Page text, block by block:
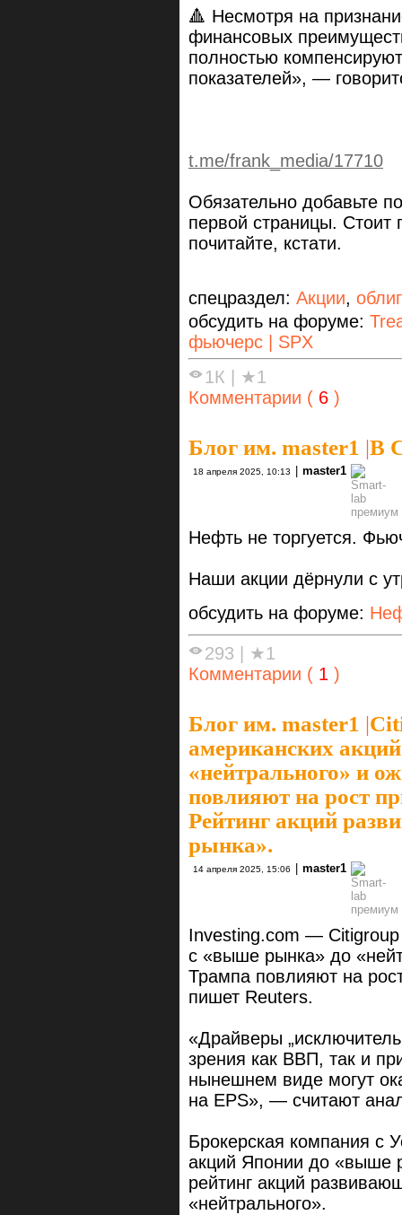
🔺 Несмотря на
финансовых
полностью
показателей», —
t.me/frank_media/17710
Обязательно добавьте
первой страницы. Стоит
почитайте, кстати.
спецраздел: Акции,
обсудить на форуме:
фьючерс | SPX
1К
★1
Комментарии ( 6 )
Блог им. master1 |В
18 апреля 2025, 10:13 master1
Нефть не торгуется.
Наши акции дёрнули с
обсудить на форуме:
293
★1
Комментарии ( 1 )
Блог им. master1 |
американских
«нейтрального» и
повлияют на рост
Рейтинг акций
рынка».
14 апреля 2025, 15:06 master1
Investing.com — Citigroup
с «выше рынка» до
Трампа повлияют на
пишет Reuters.
«Драйверы
зрения как ВВП, так и
нынешнем виде могут
на EPS», — считают
Брокерская компания с
акций Японии до «выше
рейтинг акций
«нейтрального».